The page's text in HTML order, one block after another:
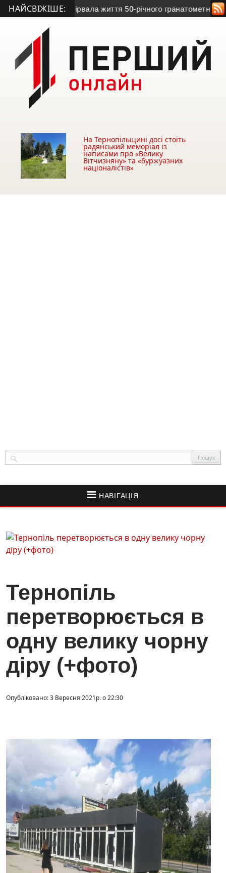
НАЙСВІЖІШЕ:
• Війна обірвала життя 50-річного гранатометника з
На Тернопільщині досі стоїть
радянський меморіал із
написами про «Велику
Вітчизняну» та «буржуазних
націоналістів»
НАВІГАЦІЯ
Тернопіль
перетворюється в
одну велику чорну
діру (+фото)
Опубліковано: 3 Вересня 2021р. о 22:30